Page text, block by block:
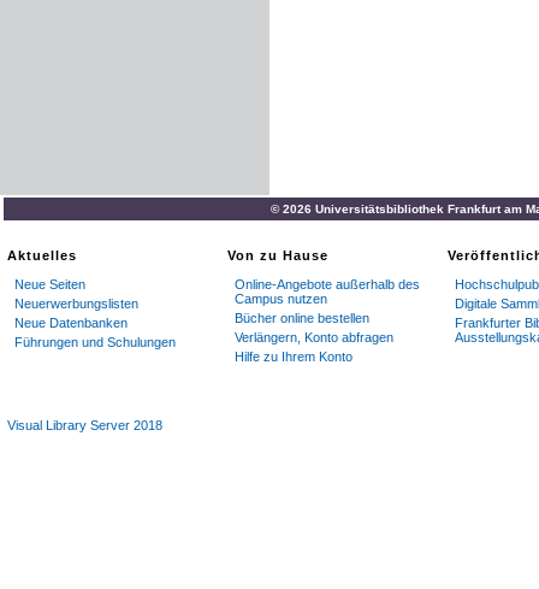
© 2026 Universitätsbibliothek Frankfurt am
Aktuelles
Neue Seiten
Neuerwerbungslisten
Neue Datenbanken
Führungen und Schulungen
Von zu Hause
Online-Angebote außerhalb des
Campus nutzen
Bücher online bestellen
Verlängern, Konto abfragen
Hilfe zu Ihrem Konto
Digitale
Frankfurter
Visual Library Server 2018